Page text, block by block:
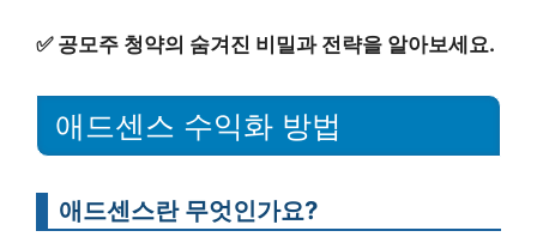
✅ 공모주 청약의 숨겨진 비밀과 전략을 알아보세요.
애드센스 수익화 방법
애드센스란 무엇인가요?